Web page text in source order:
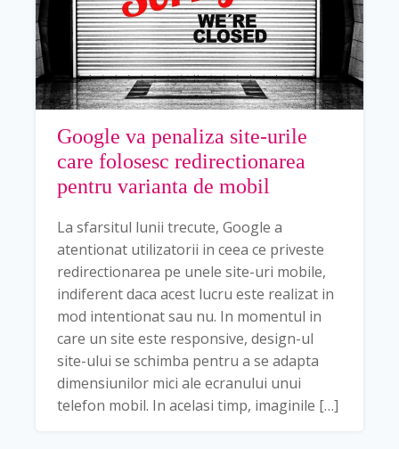
Google va penaliza site-urile
care folosesc redirectionarea
pentru varianta de mobil
La sfarsitul lunii trecute, Google a
atentionat utilizatorii in ceea ce priveste
redirectionarea pe unele site-uri mobile,
indiferent daca acest lucru este realizat in
mod intentionat sau nu. In momentul in
care un site este responsive, design-ul
site-ului se schimba pentru a se adapta
dimensiunilor mici ale ecranului unui
telefon mobil. In acelasi timp, imaginile […]